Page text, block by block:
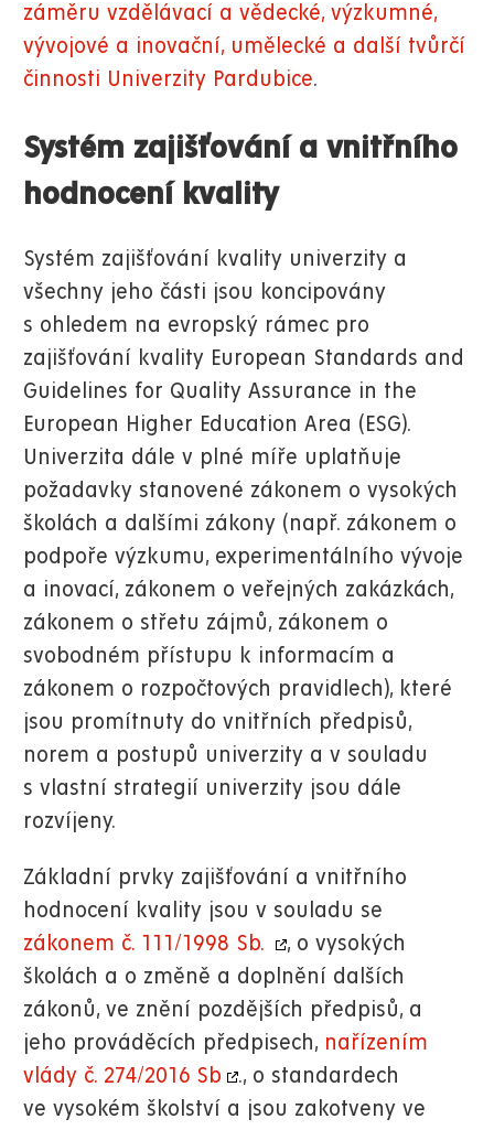
záměru vzdělávací a vědecké, výzkumné,
vývojové a inovační, umělecké a další tvůrčí
činnosti Univerzity Pardubice.
Systém zajišťování a vnitřního
hodnocení kvality
Systém zajišťování kvality univerzity a
všechny jeho části jsou koncipovány
s ohledem na evropský rámec pro
zajišťování kvality European Standards and
Guidelines for Quality Assurance in the
European Higher Education Area (ESG).
Univerzita dále v plné míře uplatňuje
požadavky stanovené zákonem o vysokých
školách a dalšími zákony (např. zákonem o
podpoře výzkumu, experimentálního vývoje
a inovací, zákonem o veřejných zakázkách,
zákonem o střetu zájmů, zákonem o
svobodném přístupu k informacím a
zákonem o rozpočtových pravidlech), které
jsou promítnuty do vnitřních předpisů,
norem a postupů univerzity a v souladu
s vlastní strategií univerzity jsou dále
rozvíjeny.
Základní prvky zajišťování a vnitřního
hodnocení kvality jsou v souladu se
zákonem č. 111/1998 Sb.
, o vysokých
školách a o změně a doplnění dalších
zákonů, ve znění pozdějších předpisů, a
jeho prováděcích předpisech, nařízením
vlády č. 274/2016 Sb
., o standardech
ve vysokém školství a jsou zakotveny ve